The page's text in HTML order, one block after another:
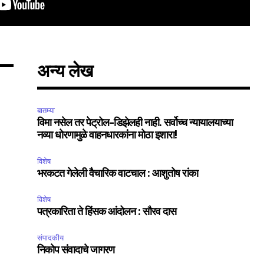
SUBSCRIBE
Followers
अन्य लेख
बातम्या
विमा नसेल तर पेट्रोल-डिझेलही नाही. सर्वोच्च न्यायालयाच्या
नव्या धोरणामुळे वाहनधारकांना मोठा इशारा!
विशेष
भरकटत गेलेली वैचारिक वाटचाल : आशुतोष रांका
विशेष
पत्रकारिता ते हिंसक आंदोलन : सौरव दास
संपादकीय
निकोप संवादाचे जागरण